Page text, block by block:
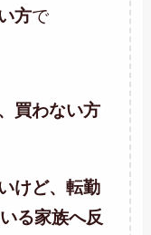
方で
買わない方
けど、転勤
る家族へ反